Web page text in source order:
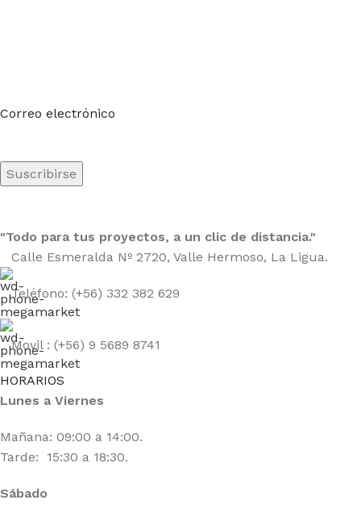
Correo electrónico
"Todo para tus proyectos, a un clic de distancia."
Calle Esmeralda Nº 2720, Valle Hermoso, La Ligua.
Teléfono: (+56) 332 382 629
Movil : (+56) 9 5689 8741
HORARIOS
Lunes a Viernes
Mañana: 09:00 a 14:00.
Tarde: 15:30 a 18:30.
Sábado